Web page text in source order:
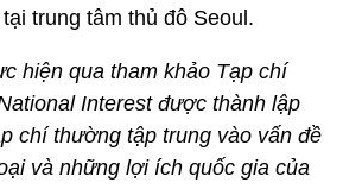
trung tâm thủ đô Seoul.
hiện qua tham khảo Tạp chí
Interest được thành lập
chí thường tập trung vào vấn đề
và những lợi ích quốc gia của